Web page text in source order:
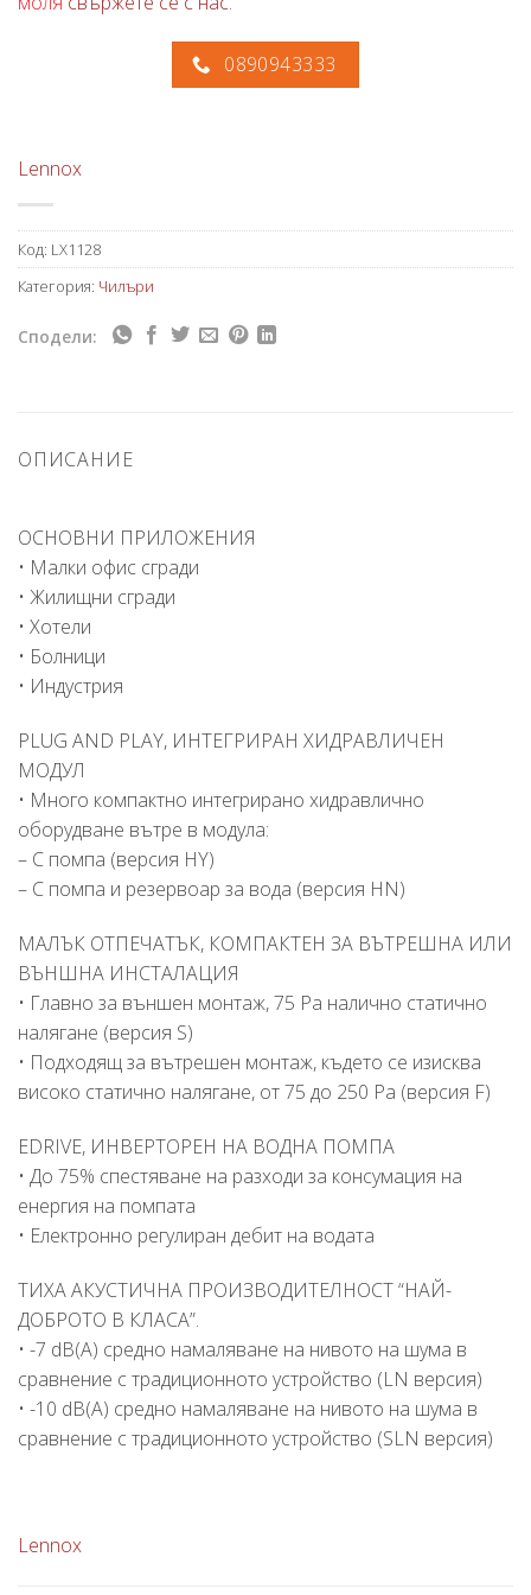
0890943333
Lennox
Код: LX1128
Категория: Чилъри
Сподели:
ОПИСАНИЕ
ОСНОВНИ ПРИЛОЖЕНИЯ
• Малки офис сгради
• Жилищни сгради
• Хотели
• Болници
• Индустрия
PLUG AND PLAY, ИНТЕГРИРАН ХИДРАВЛИЧЕН
МОДУЛ
• Много компактно интегрирано хидравлично
оборудване вътре в модула:
– С помпа (версия HY)
– С помпа и резервоар за вода (версия HN)
МАЛЪК ОТПЕЧАТЪК, КОМПАКТЕН ЗА ВЪТРЕШНА ИЛИ
ВЪНШНА ИНСТАЛАЦИЯ
• Главно за външен монтаж, 75 Pa налично статично
налягане (версия S)
• Подходящ за вътрешен монтаж, където се изисква
високо статично налягане, от 75 до 250 Pa (версия F)
EDRIVE, ИНВЕРТОРЕН НА ВОДНА ПОМПА
• До 75% спестяване на разходи за консумация на
енергия на помпата
• Електронно регулиран дебит на водата
ТИХА АКУСТИЧНА ПРОИЗВОДИТЕЛНОСТ “НАЙ-
ДОБРОТО В КЛАСА”.
• -7 dB(A) средно намаляване на нивото на шума в
сравнение с традиционното устройство (LN версия)
• -10 dB(A) средно намаляване на нивото на шума в
сравнение с традиционното устройство (SLN версия)
Lennox